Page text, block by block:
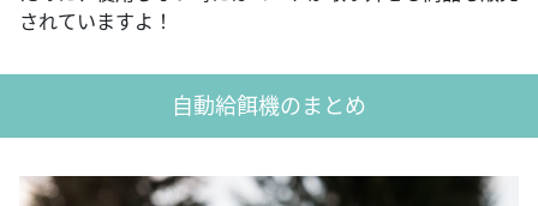
されていますよ！
自動給餌機のまとめ